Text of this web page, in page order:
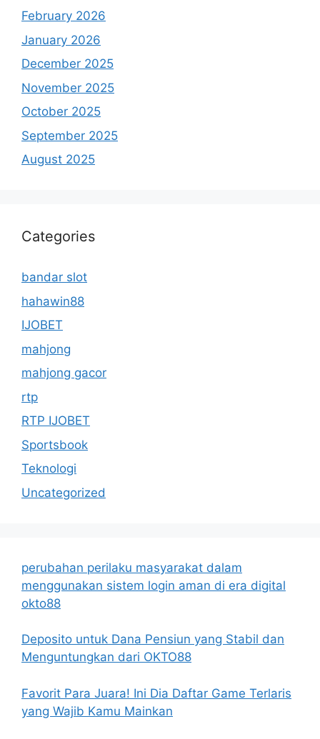
February 2026
January 2026
December 2025
November 2025
October 2025
September 2025
August 2025
Categories
bandar slot
hahawin88
IJOBET
mahjong
mahjong gacor
rtp
RTP IJOBET
Sportsbook
Teknologi
Uncategorized
perubahan perilaku masyarakat dalam
menggunakan sistem login aman di era digital
okto88
Deposito untuk Dana Pensiun yang Stabil dan
Menguntungkan dari OKTO88
Favorit Para Juara! Ini Dia Daftar Game Terlaris
yang Wajib Kamu Mainkan